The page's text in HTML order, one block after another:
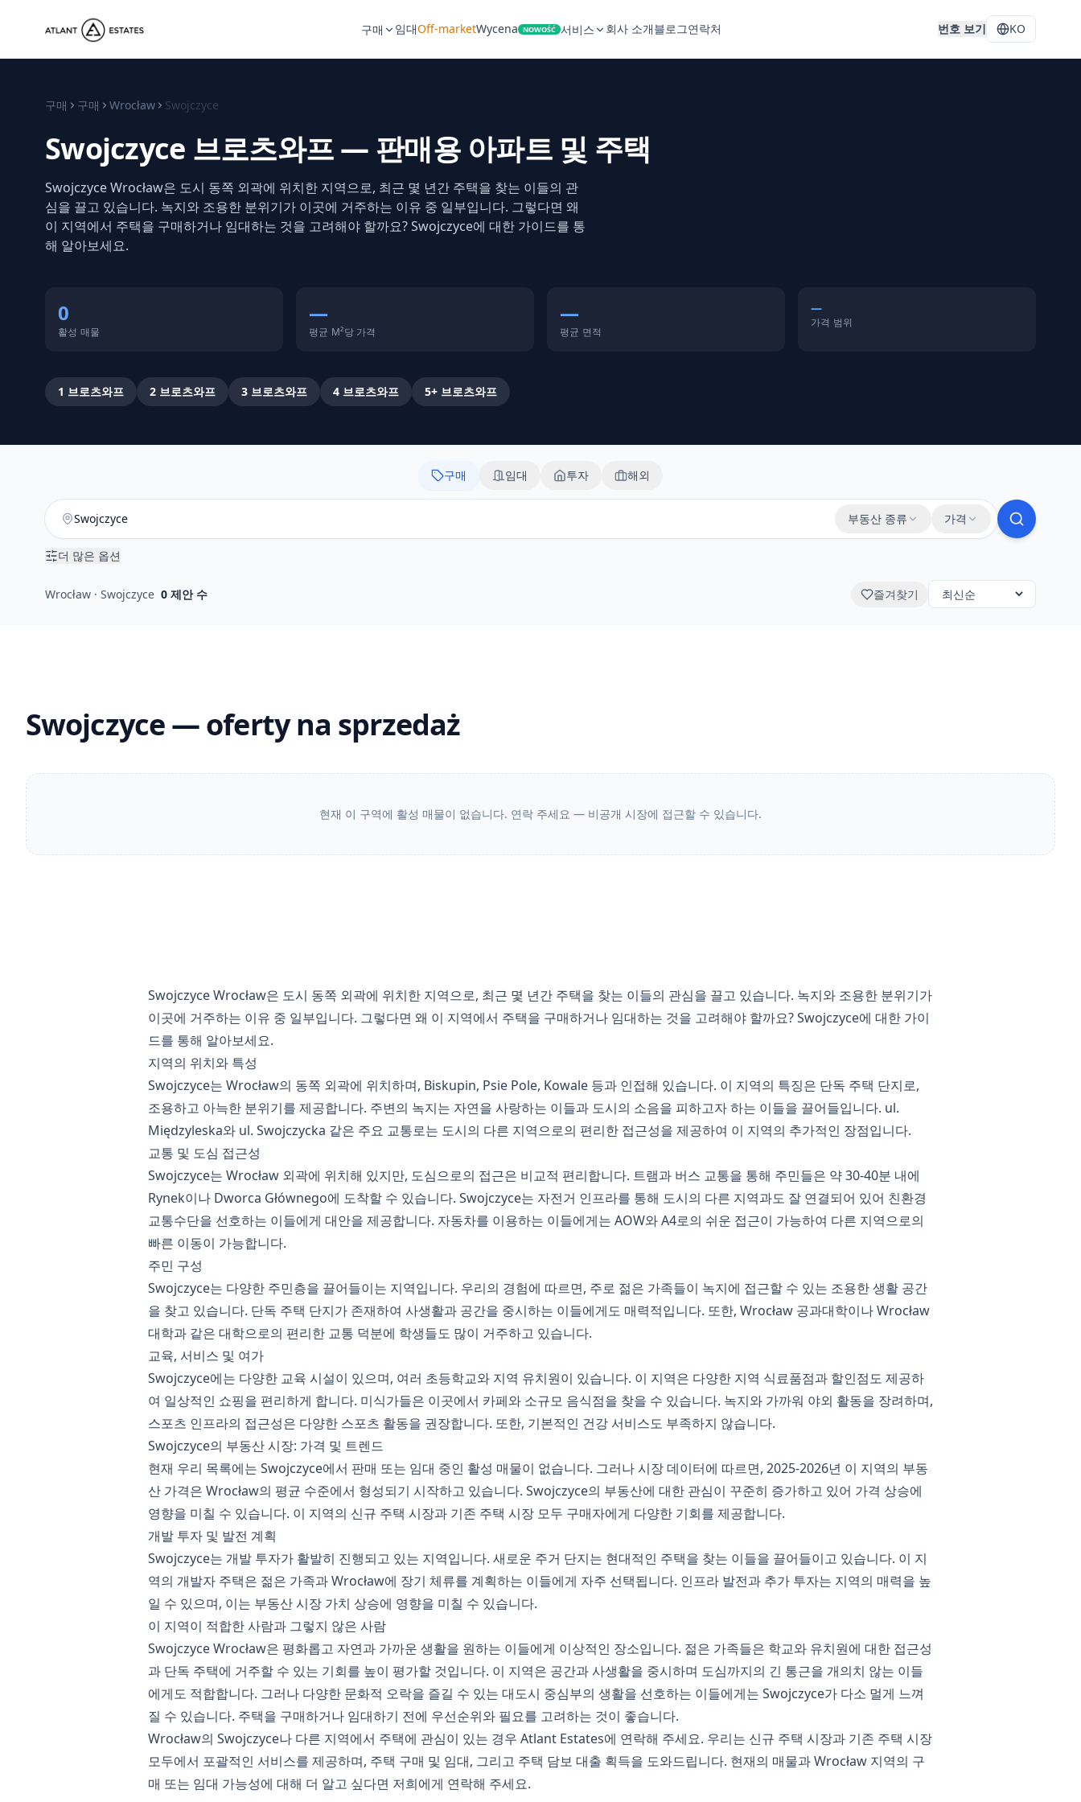
구매 임대Off-marketWycena NOWOŚĆ 서비스 회사 소개블로그연락처 번호 보기 KO
구매 구매 Wrocław Swojczyce
Swojczyce 브로츠와프 — 판매용 아파트 및 주택
Swojczyce Wrocław은 도시 동쪽 외곽에 위치한 지역으로, 최근 몇 년간 주택을 찾는 이들의 관
심을 끌고 있습니다. 녹지와 조용한 분위기가 이곳에 거주하는 이유 중 일부입니다. 그렇다면 왜
이 지역에서 주택을 구매하거나 임대하는 것을 고려해야 할까요? Swojczyce에 대한 가이드를 통
해 알아보세요.
0
활성 매물
—
평균 M²당 가격
—
평균 면적
—
가격 범위
1 브로츠와프 2 브로츠와프 3 브로츠와프 4 브로츠와프 5+ 브로츠와프
구매 임대 투자 해외
부동산 종류 가격
더 많은 옵션
Wrocław · Swojczyce 0 제안 수 즐겨찾기
Swojczyce — oferty na sprzedaż
현재 이 구역에 활성 매물이 없습니다. 연락 주세요 — 비공개 시장에 접근할 수 있습니다.
Swojczyce Wrocław은 도시 동쪽 외곽에 위치한 지역으로, 최근 몇 년간 주택을 찾는 이들의 관심을 끌고 있습니다. 녹지와 조용한 분위기가
이곳에 거주하는 이유 중 일부입니다. 그렇다면 왜 이 지역에서 주택을 구매하거나 임대하는 것을 고려해야 할까요? Swojczyce에 대한 가이
드를 통해 알아보세요.
지역의 위치와 특성
Swojczyce는 Wrocław의 동쪽 외곽에 위치하며, Biskupin, Psie Pole, Kowale 등과 인접해 있습니다. 이 지역의 특징은 단독 주택 단지로,
조용하고 아늑한 분위기를 제공합니다. 주변의 녹지는 자연을 사랑하는 이들과 도시의 소음을 피하고자 하는 이들을 끌어들입니다. ul.
Międzyleska와 ul. Swojczycka 같은 주요 교통로는 도시의 다른 지역으로의 편리한 접근성을 제공하여 이 지역의 추가적인 장점입니다.
교통 및 도심 접근성
Swojczyce는 Wrocław 외곽에 위치해 있지만, 도심으로의 접근은 비교적 편리합니다. 트램과 버스 교통을 통해 주민들은 약 30-40분 내에
Rynek이나 Dworca Głównego에 도착할 수 있습니다. Swojczyce는 자전거 인프라를 통해 도시의 다른 지역과도 잘 연결되어 있어 친환경
교통수단을 선호하는 이들에게 대안을 제공합니다. 자동차를 이용하는 이들에게는 AOW와 A4로의 쉬운 접근이 가능하여 다른 지역으로의
빠른 이동이 가능합니다.
주민 구성
Swojczyce는 다양한 주민층을 끌어들이는 지역입니다. 우리의 경험에 따르면, 주로 젊은 가족들이 녹지에 접근할 수 있는 조용한 생활 공간
을 찾고 있습니다. 단독 주택 단지가 존재하여 사생활과 공간을 중시하는 이들에게도 매력적입니다. 또한, Wrocław 공과대학이나 Wrocław
대학과 같은 대학으로의 편리한 교통 덕분에 학생들도 많이 거주하고 있습니다.
교육, 서비스 및 여가
Swojczyce에는 다양한 교육 시설이 있으며, 여러 초등학교와 지역 유치원이 있습니다. 이 지역은 다양한 지역 식료품점과 할인점도 제공하
여 일상적인 쇼핑을 편리하게 합니다. 미식가들은 이곳에서 카페와 소규모 음식점을 찾을 수 있습니다. 녹지와 가까워 야외 활동을 장려하며,
스포츠 인프라의 접근성은 다양한 스포츠 활동을 권장합니다. 또한, 기본적인 건강 서비스도 부족하지 않습니다.
Swojczyce의 부동산 시장: 가격 및 트렌드
현재 우리 목록에는 Swojczyce에서 판매 또는 임대 중인 활성 매물이 없습니다. 그러나 시장 데이터에 따르면, 2025-2026년 이 지역의 부동
산 가격은 Wrocław의 평균 수준에서 형성되기 시작하고 있습니다. Swojczyce의 부동산에 대한 관심이 꾸준히 증가하고 있어 가격 상승에
영향을 미칠 수 있습니다. 이 지역의 신규 주택 시장과 기존 주택 시장 모두 구매자에게 다양한 기회를 제공합니다.
개발 투자 및 발전 계획
Swojczyce는 개발 투자가 활발히 진행되고 있는 지역입니다. 새로운 주거 단지는 현대적인 주택을 찾는 이들을 끌어들이고 있습니다. 이 지
역의 개발자 주택은 젊은 가족과 Wrocław에 장기 체류를 계획하는 이들에게 자주 선택됩니다. 인프라 발전과 추가 투자는 지역의 매력을 높
일 수 있으며, 이는 부동산 시장 가치 상승에 영향을 미칠 수 있습니다.
이 지역이 적합한 사람과 그렇지 않은 사람
Swojczyce Wrocław은 평화롭고 자연과 가까운 생활을 원하는 이들에게 이상적인 장소입니다. 젊은 가족들은 학교와 유치원에 대한 접근성
과 단독 주택에 거주할 수 있는 기회를 높이 평가할 것입니다. 이 지역은 공간과 사생활을 중시하며 도심까지의 긴 통근을 개의치 않는 이들
에게도 적합합니다. 그러나 다양한 문화적 오락을 즐길 수 있는 대도시 중심부의 생활을 선호하는 이들에게는 Swojczyce가 다소 멀게 느껴
질 수 있습니다. 주택을 구매하거나 임대하기 전에 우선순위와 필요를 고려하는 것이 좋습니다.
Wrocław의 Swojczyce나 다른 지역에서 주택에 관심이 있는 경우 Atlant Estates에 연락해 주세요. 우리는 신규 주택 시장과 기존 주택 시장
모두에서 포괄적인 서비스를 제공하며, 주택 구매 및 임대, 그리고 주택 담보 대출 획득을 도와드립니다. 현재의 매물과 Wrocław 지역의 구
매 또는 임대 가능성에 대해 더 알고 싶다면 저희에게 연락해 주세요.